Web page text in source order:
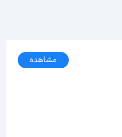
مشاهده